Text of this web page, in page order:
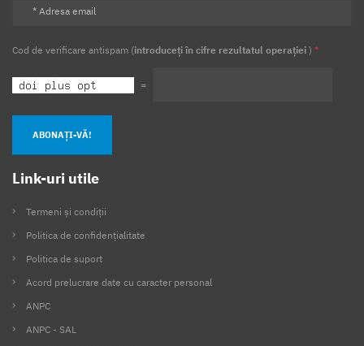
Cod de verificare antispam (introduceți în cifre rezultatul operației ) *
=
ABONAȚI-VĂ!
Link-uri utile
Termeni și condiții
Politica de confidențialitate
Politica de suport
Acord prelucrare date cu caracter personal
ANPC
ANPC - SAL